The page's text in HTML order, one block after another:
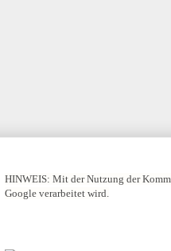
HINWEIS: Mit der Nutzung der
Google verarbeitet wird.